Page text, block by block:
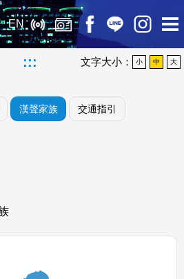
EN
::: 文字大小： 小 中 大
漢聲家族 交通指引